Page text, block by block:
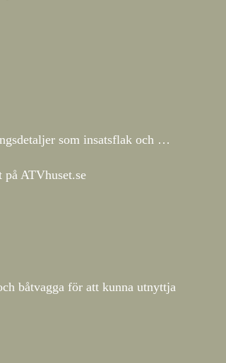
som insatsflak och …
ATVhuset.se
båtvagga för att kunna utnyttja